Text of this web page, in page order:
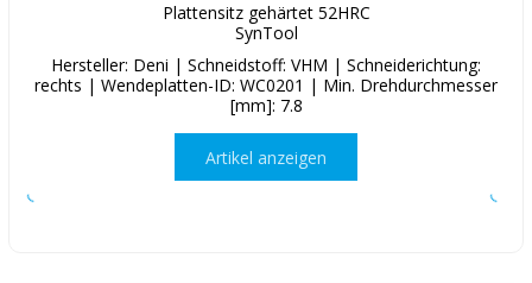
Plattensitz gehärtet 52HRC
SynTool
Hersteller: Deni | Schneidstoff: VHM | Schneiderichtung:
rechts | Wendeplatten-ID: WC0201 | Min. Drehdurchmesser
[mm]: 7.8
Artikel anzeigen